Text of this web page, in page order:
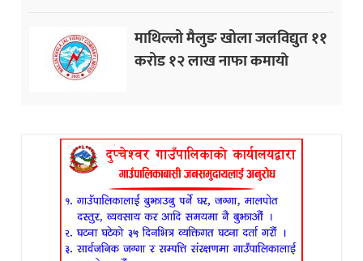
माथिल्लो मैलुङ खोला जलविद्युत ११
करोड १२ लाख नाफा कमायाे